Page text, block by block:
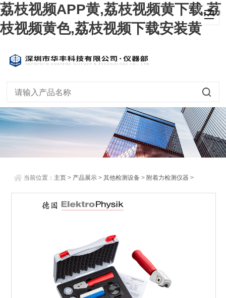
荔枝视频APP黄,荔枝视频黄下载,荔
枝视频黄色,荔枝视频下载安装黄
当前位置： 主页 > 产品展示 >其他检测设备 >附着力检测仪器 >